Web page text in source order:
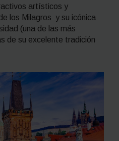
artísticos y
los Milagros y su icónica
(una de las más
de su excelente tradición